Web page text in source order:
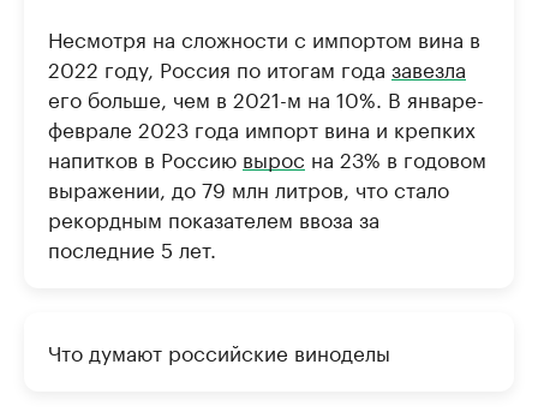
Несмотря на сложности с импортом вина в
2022 году, Россия по итогам года завезла
его больше, чем в 2021-м на 10%. В январе-
феврале 2023 года импорт вина и крепких
напитков в Россию вырос на 23% в годовом
выражении, до 79 млн литров, что стало
рекордным показателем ввоза за
последние 5 лет.
Что думают российские виноделы